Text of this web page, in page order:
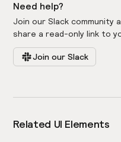
Need help?
Join our Slack community
share a read-only link to
Join our Slack
Related UI Elements